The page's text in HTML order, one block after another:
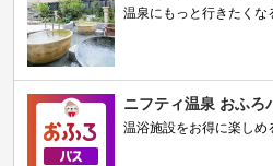
温泉にもっと行きたくな
ニフティ温泉 おふろ
温浴施設をお得に楽しめ